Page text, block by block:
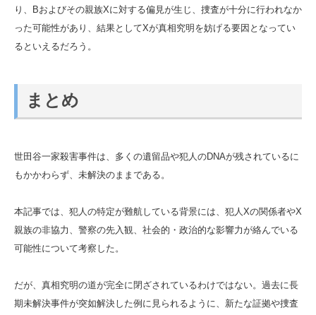
り、Bおよびその親族Xに対する偏見が生じ、捜査が十分に行われなか
った可能性があり、結果としてXが真相究明を妨げる要因となってい
るといえるだろう。
まとめ
世田谷一家殺害事件は、多くの遺留品や犯人のDNAが残されているに
もかかわらず、未解決のままである。
本記事では、犯人の特定が難航している背景には、犯人Xの関係者やX
親族の非協力、警察の先入観、社会的・政治的な影響力が絡んでいる
可能性について考察した。
だが、真相究明の道が完全に閉ざされているわけではない。過去に長
期未解決事件が突如解決した例に見られるように、新たな証拠や捜査